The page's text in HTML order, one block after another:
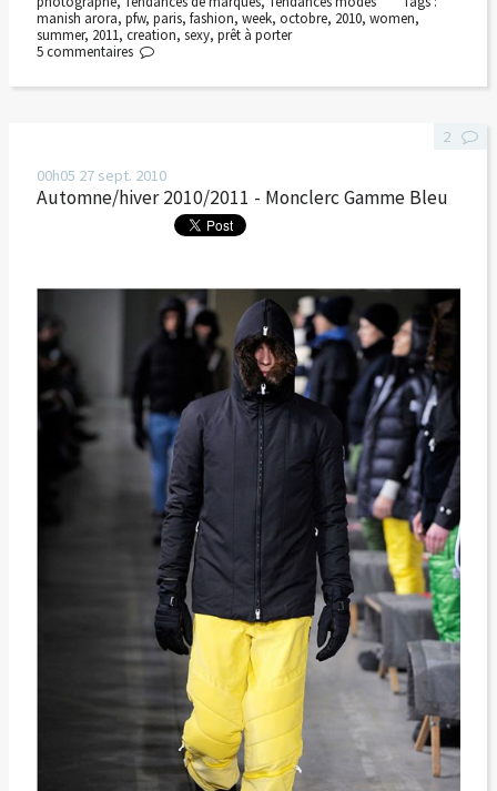
manish arora, pfw, paris, fashion, week, octobre, 2010, women,
summer, 2011, creation, sexy, prêt à porter
5 commentaires
00h05 27 sept. 2010
Automne/hiver 2010/2011 - Monclerc Gamme Bleu
2